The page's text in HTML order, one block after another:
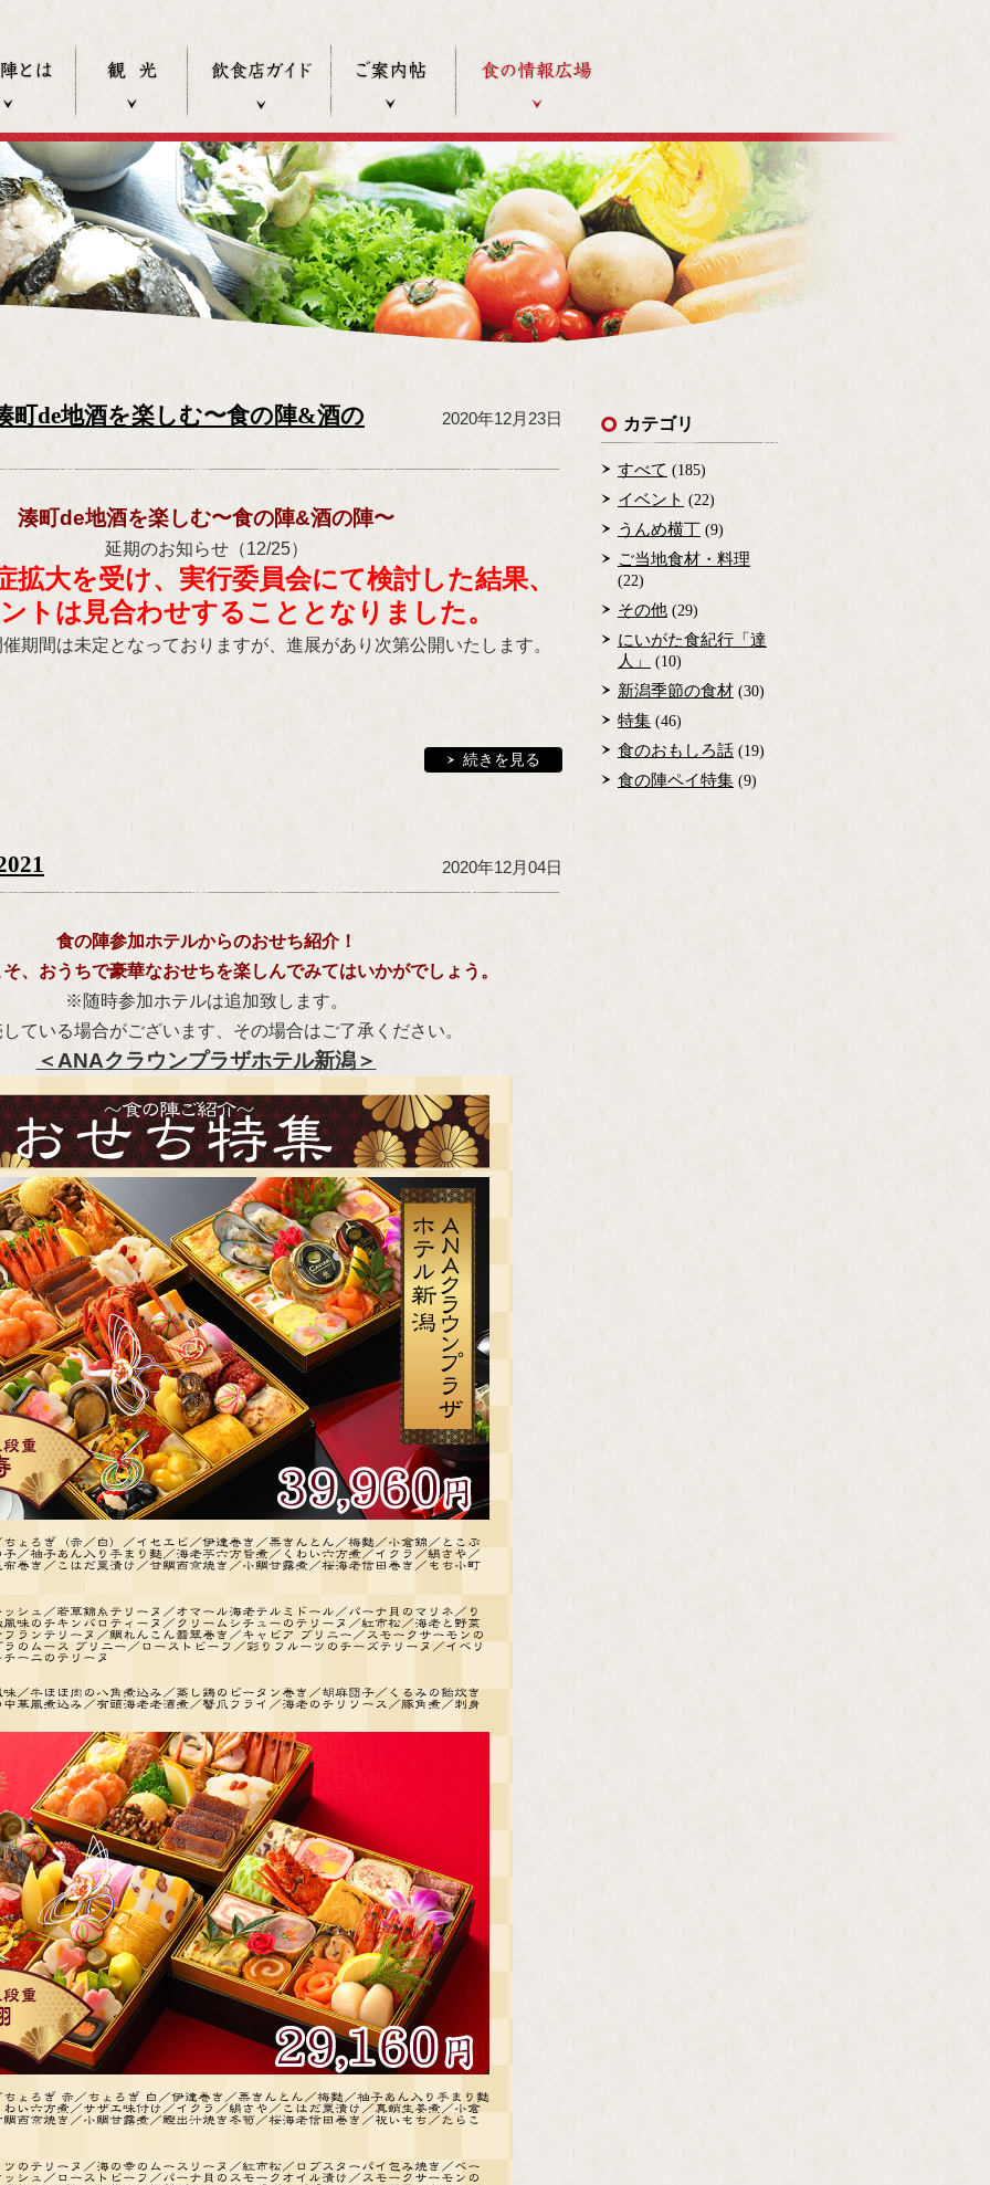
飲食店ガイド
2020年12月23日
町de地酒を楽しむ〜食の陣&酒の
湊町de地酒を楽しむ〜食の陣&酒の陣〜
延期のお知らせ（12/25）
拡大を受け、実行委員会にて検討した結果、
トは見合わせすることとなりました。
期間は未定となっておりますが、進展があり次第公開いたします。
続きを見る
2020年12月04日
食の陣参加ホテルからのおせち紹介！
、おうちで豪華なおせちを楽しんでみてはいかがでしょう。
※随時参加ホテルは追加致します。
ている場合がございます、その場合はご了承ください。
＜ANAクラウンプラザホテル新潟＞
カテゴリ
すべて (185)
イベント (22)
うんめ横丁 (9)
ご当地食材・料理
(22)
その他 (29)
にいがた食紀行「達
人」
(10)
新潟季節の食材 (30)
特集 (46)
食のおもしろ話 (19)
食の陣ペイ特集 (9)